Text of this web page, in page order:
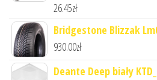
26.45zł
Bridgestone Blizzak
930.00zł
Deante Deep biały